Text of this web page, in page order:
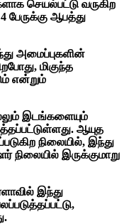
செயல்பட்டு வருகிற
பேருக்கு ஆபத்து
அமைப்புகளின்
மிகுந்த
என்றும்
இடங்களையும்
ஆயுத
நிலையில், இந்து
நிலையில் இருக்குமாறு
இந்து